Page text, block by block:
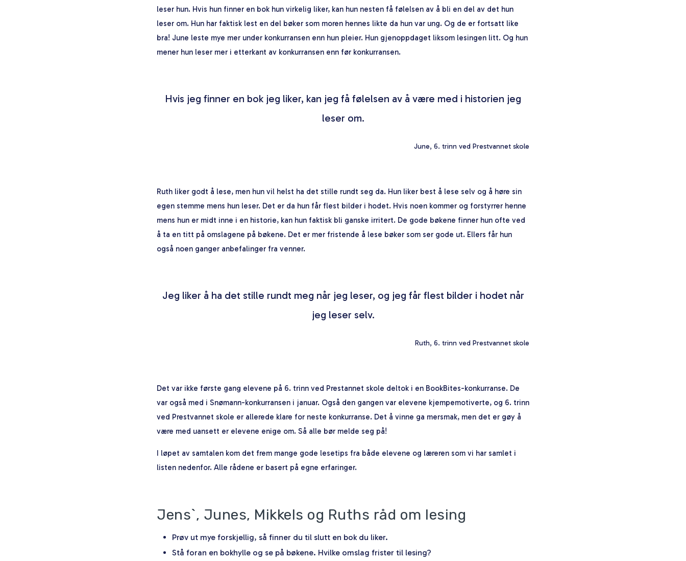
leser hun. Hvis hun finner en bok hun virkelig liker, kan hun nesten få følelsen av å bli en del av det hun
leser om. Hun har faktisk lest en del bøker som moren hennes likte da hun var ung. Og de er fortsatt like
bra! June leste mye mer under konkurransen enn hun pleier. Hun gjenoppdaget liksom lesingen litt. Og hun
mener hun leser mer i etterkant av konkurransen enn før konkurransen.
Hvis jeg finner en bok jeg liker, kan jeg få følelsen av å være med i historien jeg
leser om.
June, 6. trinn ved Prestvannet skole
Ruth liker godt å lese, men hun vil helst ha det stille rundt seg da. Hun liker best å lese selv og å høre sin
egen stemme mens hun leser. Det er da hun får flest bilder i hodet. Hvis noen kommer og forstyrrer henne
mens hun er midt inne i en historie, kan hun faktisk bli ganske irritert. De gode bøkene finner hun ofte ved
å ta en titt på omslagene på bøkene. Det er mer fristende å lese bøker som ser gode ut. Ellers får hun
også noen ganger anbefalinger fra venner.
Jeg liker å ha det stille rundt meg når jeg leser, og jeg får flest bilder i hodet når
jeg leser selv.
Ruth, 6. trinn ved Prestvannet skole
Det var ikke første gang elevene på 6. trinn ved Prestannet skole deltok i en BookBites-konkurranse. De
var også med i Snømann-konkurransen i januar. Også den gangen var elevene kjempemotiverte, og 6. trinn
ved Prestvannet skole er allerede klare for neste konkurranse. Det å vinne ga mersmak, men det er gøy å
være med uansett er elevene enige om. Så alle bør melde seg på!
I løpet av samtalen kom det frem mange gode lesetips fra både elevene og læreren som vi har samlet i
listen nedenfor. Alle rådene er basert på egne erfaringer.
Jens`, Junes, Mikkels og Ruths råd om lesing
Prøv ut mye forskjellig, så finner du til slutt en bok du liker.
Stå foran en bokhylle og se på bøkene. Hvilke omslag frister til lesing?